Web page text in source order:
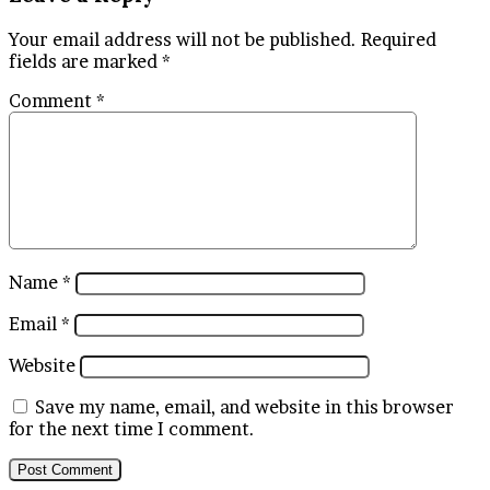
Your email address will not be published. Required
fields are marked *
Comment *
Name *
Email *
Website
Save my name, email, and website in this browser
for the next time I comment.